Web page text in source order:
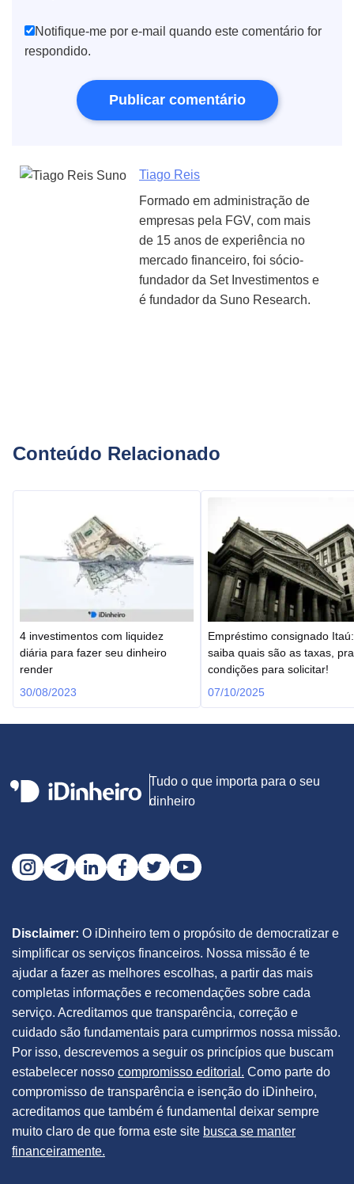
Notifique-me por e-mail quando este comentário for
respondido.
Tiago Reis
Formado em administração de
empresas pela FGV, com mais
de 15 anos de experiência no
mercado financeiro, foi sócio-
fundador da Set Investimentos e
é fundador da Suno Research.
Conteúdo Relacionado
4 investimentos com liquidez
diária para fazer seu dinheiro
render
30/08/2023
Empréstimo consignado Itaú:
saiba quais são as taxas,
condições para solicitar!
07/10/2025
Tudo o que importa para o seu
dinheiro
Disclaimer: O iDinheiro tem o propósito de democratizar e
simplificar os serviços financeiros. Nossa missão é te
ajudar a fazer as melhores escolhas, a partir das mais
completas informações e recomendações sobre cada
serviço. Acreditamos que transparência, correção e
cuidado são fundamentais para cumprirmos nossa missão.
Por isso, descrevemos a seguir os princípios que buscam
estabelecer nosso compromisso editorial. Como parte do
compromisso de transparência e isenção do iDinheiro,
acreditamos que também é fundamental deixar sempre
muito claro de que forma este site busca se manter
financeiramente.